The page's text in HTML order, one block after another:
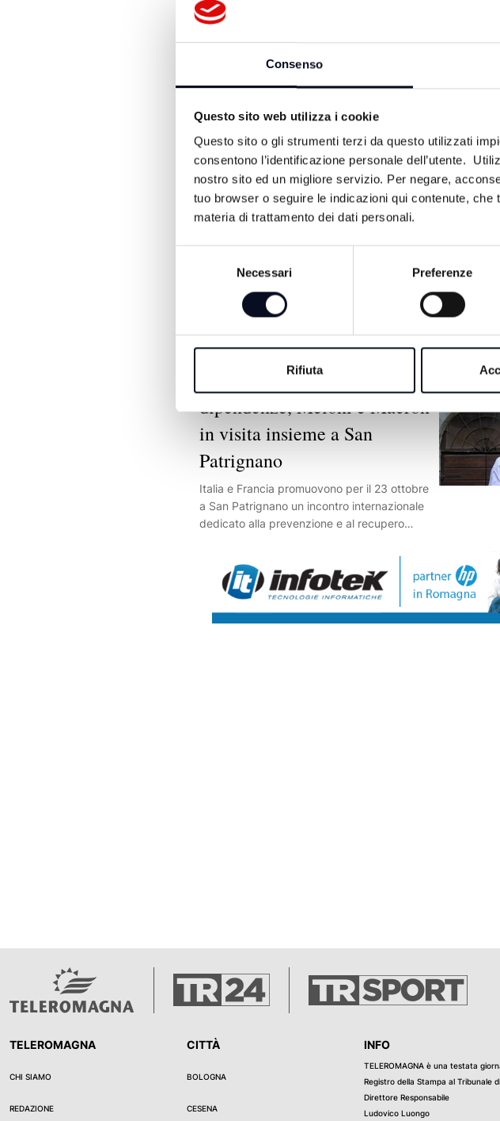
Consenso
Questo sito web utilizza i cookie
Questo sito o gli strumenti terzi da questo utilizzati
consentono l’identificazione personale dell’utente.
nostro sito ed un migliore servizio. Per negare,
tuo browser o seguire le indicazioni qui contenute,
materia di trattamento dei dati personali.
Necessari Preferenze
Rifiuta
ALTRE NOTIZIE DI POLITICA
7 AGOSTO 2026
RIMINI: Lotta alle
dipendenze, Meloni e Macron
in visita insieme a San
Patrignano
Italia e Francia promuovono per il 23 ottobre
a San Patrignano un incontro internazionale
dedicato alla prevenzione e al recupero
TELEROMAGNA
CHI SIAMO
REDAZIONE
CITTÀ
BOLOGNA
CESENA
INFO
TELEROMAGNA è una testata
Registro della Stampa al Tribunale
Direttore Responsabile
Ludovico Luongo